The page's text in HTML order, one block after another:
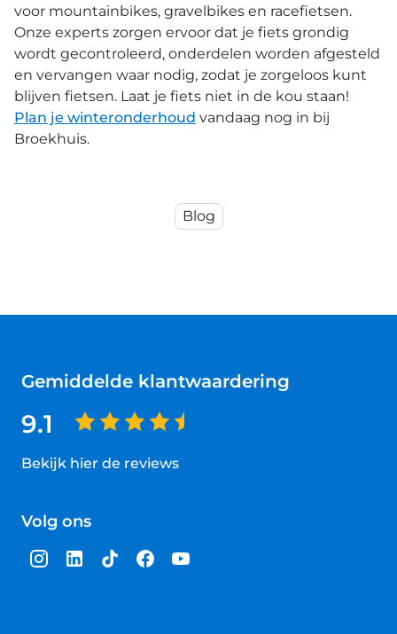
voor mountainbikes, gravelbikes en racefietsen.
Onze experts zorgen ervoor dat je fiets grondig
wordt gecontroleerd, onderdelen worden afgesteld
en vervangen waar nodig, zodat je zorgeloos kunt
blijven fietsen. Laat je fiets niet in de kou staan!
Plan je winteronderhoud vandaag nog in bij
Broekhuis.
Blog
Gemiddelde klantwaardering
9.1
Bekijk hier de reviews
van
sterren
Volg ons